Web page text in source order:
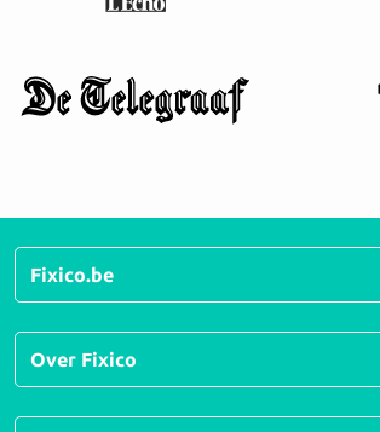
Fixico.be
Alle herstellingen
Alle soorten schades
Veelgestelde vragen
Over Fixico